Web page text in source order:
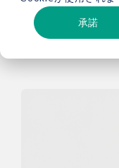
承諾
TOP 会社概要